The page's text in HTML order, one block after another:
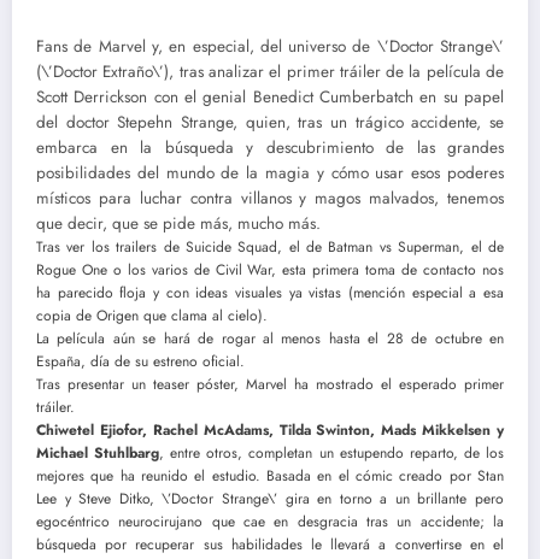
Fans de Marvel y, en especial, del universo de \’Doctor Strange\’
(\’Doctor Extraño\’), tras analizar el primer tráiler de la película de
Scott Derrickson con el genial Benedict Cumberbatch en su papel
del doctor Stepehn Strange, quien, tras un trágico accidente, se
embarca en la búsqueda y descubrimiento de las grandes
posibilidades del mundo de la magia y cómo usar esos poderes
místicos para luchar contra villanos y magos malvados, tenemos
que decir, que se pide más, mucho más.
Tras ver los trailers de Suicide Squad, el de Batman vs Superman, el de
Rogue One o los varios de Civil War, esta primera toma de contacto nos
ha parecido floja y con ideas visuales ya vistas (mención especial a esa
copia de Origen que clama al cielo).
La película aún se hará de rogar al menos hasta el 28 de octubre en
España, día de su estreno oficial.
Tras presentar un teaser póster, Marvel ha mostrado el esperado primer
tráiler.
Chiwetel Ejiofor, Rachel McAdams, Tilda Swinton, Mads Mikkelsen y
Michael Stuhlbarg, entre otros, completan un estupendo reparto, de los
mejores que ha reunido el estudio. Basada en el cómic creado por Stan
Lee y Steve Ditko, \’Doctor Strange\’ gira en torno a un brillante pero
egocéntrico neurocirujano que cae en desgracia tras un accidente; la
búsqueda por recuperar sus habilidades le llevará a convertirse en el